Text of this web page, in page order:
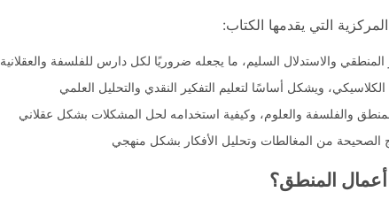
التي يقدمها الكتاب:
والاستدلال السليم، ما يجعله ضروريًا لكل دارس للفلسفة والعقلانية
ويشكل أساسًا لتعليم التفكير النقدي والتحليل العلمي
والفلسفة والعلوم، وكيفية استخدامه لحل المشكلات بشكل عقلاني
الصحيحة من المغالطات وتحليل الأفكار بشكل منهجي
المنطق؟